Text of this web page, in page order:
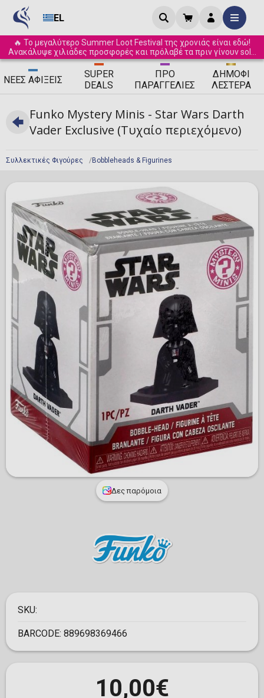
EL
🔥 Το μεγαλύτερο Summer Loot Festival της χρονιάς είναι εδώ!
Ανακάλυψε χιλιάδες προσφορές και πρόλαβέ τα πριν γίνουν sold
out! ☀️
ΝΈΕΣ ΑΦΊΞΕΙΣ
SUPER
DEALS
ΠΡΟ
ΠΑΡΑΓΓΕΛΊΕΣ
ΔΗΜΟΦΙ
ΛΈΣΤΕΡΑ
Συλλεκτικές Φιγούρες Bobbleheads & Figurines
Funko Mystery Minis - Star Wars Darth
Vader Exclusive (Τυχαίο περιεχόμενο)
Δες παρόμοια
SKU:
BARCODE: 889698369466
10,00€